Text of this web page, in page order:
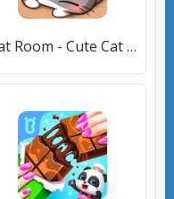
Cat Room - Cute Cat Games (Кэт Рум) [МОД Много денег] APK Android